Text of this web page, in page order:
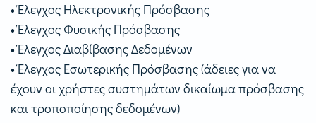
• Έλεγχος Ηλεκτρονικής Πρόσβασης
• Έλεγχος Φυσικής Πρόσβασης
• Έλεγχος Διαβίβασης Δεδομένων
• Έλεγχος Eσωτερικής Πρόσβασης (άδειες για να
έχουν οι χρήστες συστημάτων δικαίωμα πρόσβασης
και τροποποίησης δεδομένων)